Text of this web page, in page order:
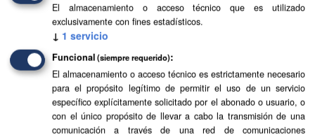
El almacenamiento o acceso técnico que es utilizado
exclusivamente con fines estadísticos.
↓ 1 servicio
Funcional (siempre requerido)
El almacenamiento o acceso técnico es estrictamente necesario
para el propósito legítimo de permitir el uso de un servicio
específico explícitamente solicitado por el abonado o usuario, o
con el único propósito de llevar a cabo la transmisión de una
comunicación a través de una red de comunicaciones